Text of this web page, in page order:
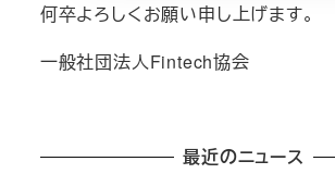
何卒よろしくお願い申し上げます。
一般社団法人Fintech協会
最近のニュース